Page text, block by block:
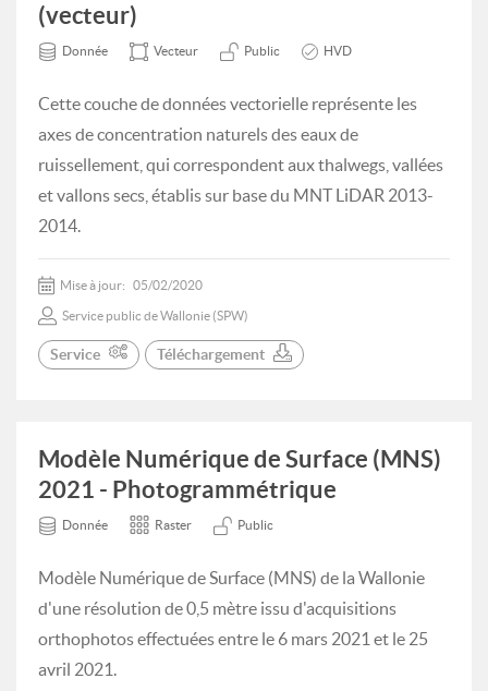
(vecteur)
Donnée Vecteur Public HVD
Cette couche de données vectorielle représente les
axes de concentration naturels des eaux de
ruissellement, qui correspondent aux thalwegs, vallées
et vallons secs, établis sur base du MNT LiDAR 2013-
2014.
Mise à jour: 05/02/2020
Service public de Wallonie (SPW)
Service Téléchargement
Modèle Numérique de Surface (MNS)
2021 - Photogrammétrique
Donnée Raster Public
Modèle Numérique de Surface (MNS) de la Wallonie
d'une résolution de 0,5 mètre issu d'acquisitions
orthophotos effectuées entre le 6 mars 2021 et le 25
avril 2021.